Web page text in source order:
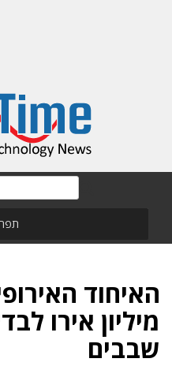
מיליון אירו
שבבים